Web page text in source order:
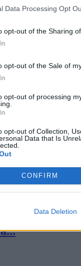
Data Processing Opt
opt-out of the Sharing
opt-out of the Sale of
opt-out of processing
opt-out of Collection,
Data that Is
CONFIRM
Data Deletion